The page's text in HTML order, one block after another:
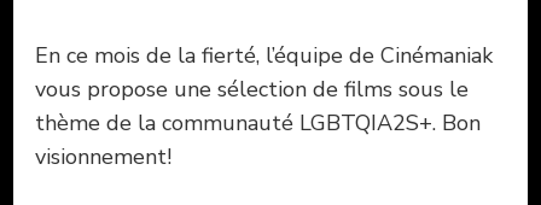
En ce mois de la fierté, l’équipe de Cinémaniak
vous propose une sélection de films sous le
thème de la communauté LGBTQIA2S+. Bon
visionnement!